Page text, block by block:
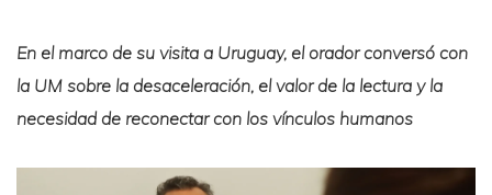
En el marco de su visita a Uruguay, el orador conversó con
la UM sobre la desaceleración, el valor de la lectura y la
necesidad de reconectar con los vínculos humanos